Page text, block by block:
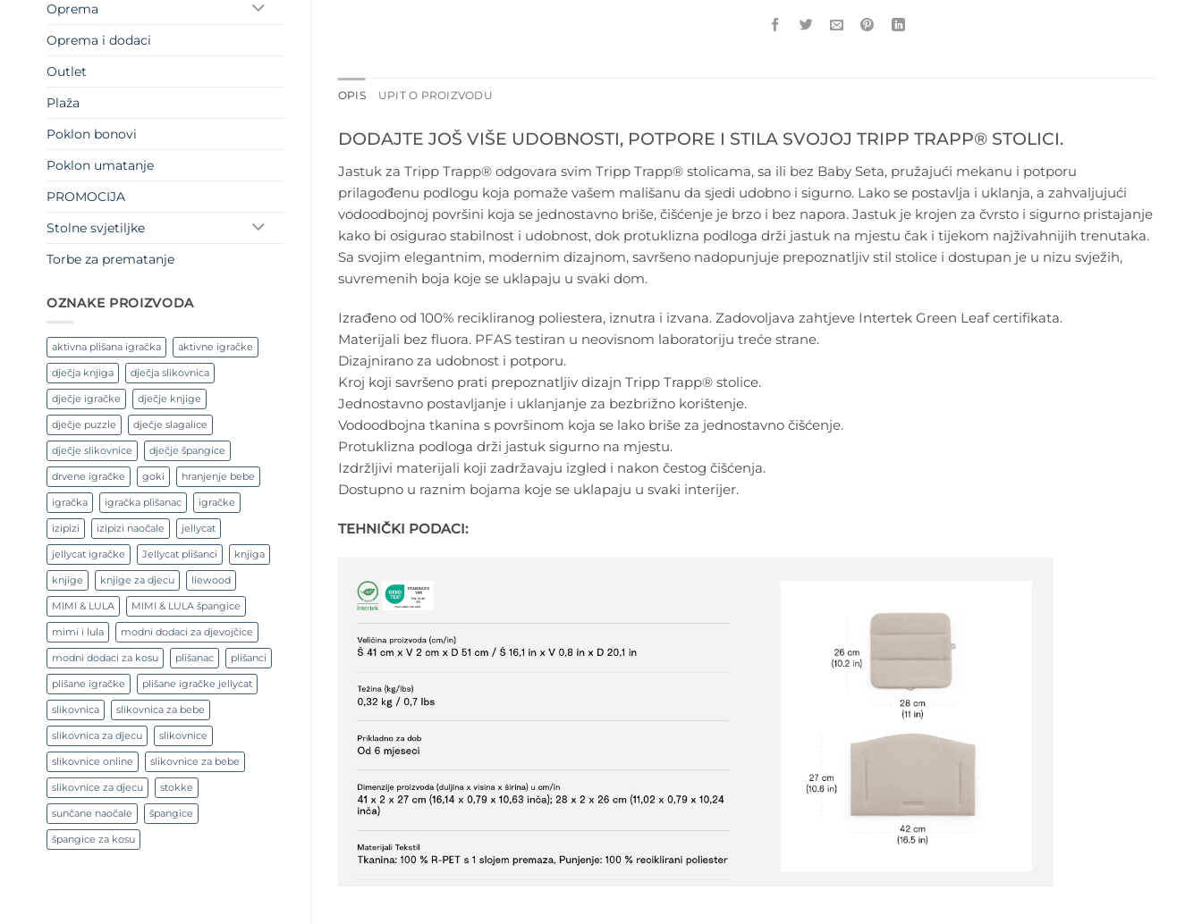
Oprema
Oprema i dodaci
Outlet
Plaža
Poklon bonovi
Poklon umatanje
PROMOCIJA
Stolne svjetiljke
Torbe za prematanje
OZNAKE PROIZVODA
aktivna plišana igračka aktivne igračke
dječja knjiga dječja slikovnica
dječje igračke dječje knjige
dječje puzzle dječje slagalice
dječje slikovnice dječje špangice
drvene igračke goki hranjenje bebe
igračka igračka plišanac igračke
izipizi izipizi naočale jellycat
jellycat igračke Jellycat plišanci knjiga
knjige knjige za djecu liewood
MIMI & LULA MIMI & LULA špangice
mimi i lula modni dodaci za djevojčice
modni dodaci za kosu plišanac plišanci
plišane igračke plišane igračke jellycat
slikovnica slikovnica za bebe
slikovnica za djecu slikovnice
slikovnice online slikovnice za bebe
slikovnice za djecu stokke
sunčane naočale špangice
špangice za kosu
OPIS UPIT O PROIZVODU
DODAJTE JOŠ VIŠE UDOBNOSTI, POTPORE I STILA SVOJOJ TRIPP TRAPP® STOLICI.
Jastuk za Tripp Trapp® odgovara svim Tripp Trapp® stolicama, sa ili bez Baby Seta, pružajući mekanu i potporu
prilagođenu podlogu koja pomaže vašem mališanu da sjedi udobno i sigurno. Lako se postavlja i uklanja, a zahvaljujući
vodoodbojnoj površini koja se jednostavno briše, čišćenje je brzo i bez napora. Jastuk je krojen za čvrsto i sigurno pristajanje
kako bi osigurao stabilnost i udobnost, dok protuklizna podloga drži jastuk na mjestu čak i tijekom najživahnijih trenutaka.
Sa svojim elegantnim, modernim dizajnom, savršeno nadopunjuje prepoznatljiv stil stolice i dostupan je u nizu svježih,
suvremenih boja koje se uklapaju u svaki dom.
Izrađeno od 100% recikliranog poliestera, iznutra i izvana. Zadovoljava zahtjeve Intertek Green Leaf certifikata.
Materijali bez fluora. PFAS testiran u neovisnom laboratoriju treće strane.
Dizajnirano za udobnost i potporu.
Kroj koji savršeno prati prepoznatljiv dizajn Tripp Trapp® stolice.
Jednostavno postavljanje i uklanjanje za bezbrižno korištenje.
Vodoodbojna tkanina s površinom koja se lako briše za jednostavno čišćenje.
Protuklizna podloga drži jastuk sigurno na mjestu.
Izdržljivi materijali koji zadržavaju izgled i nakon čestog čišćenja.
Dostupno u raznim bojama koje se uklapaju u svaki interijer.
TEHNIČKI PODACI: